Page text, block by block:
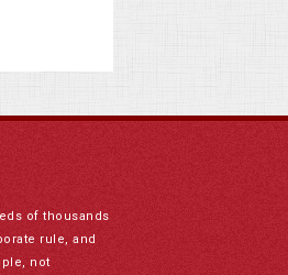
of thousands
rule, and
not